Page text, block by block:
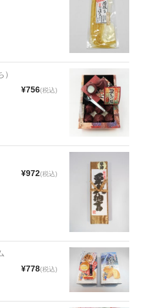
¥756(税込)
¥972(税込)
¥778(税込)